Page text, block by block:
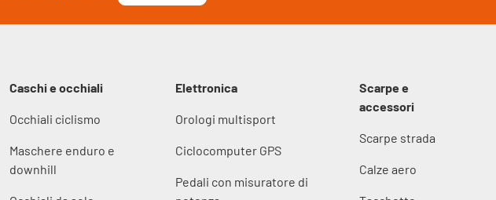
Caschi e occhiali
Occhiali ciclismo
Maschere enduro e
downhill
Elettronica
Orologi multisport
Ciclocomputer GPS
Pedali con misuratore di
Scarpe e
accessori
Scarpe strada
Calze aero